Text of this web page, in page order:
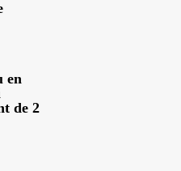
en
de 2